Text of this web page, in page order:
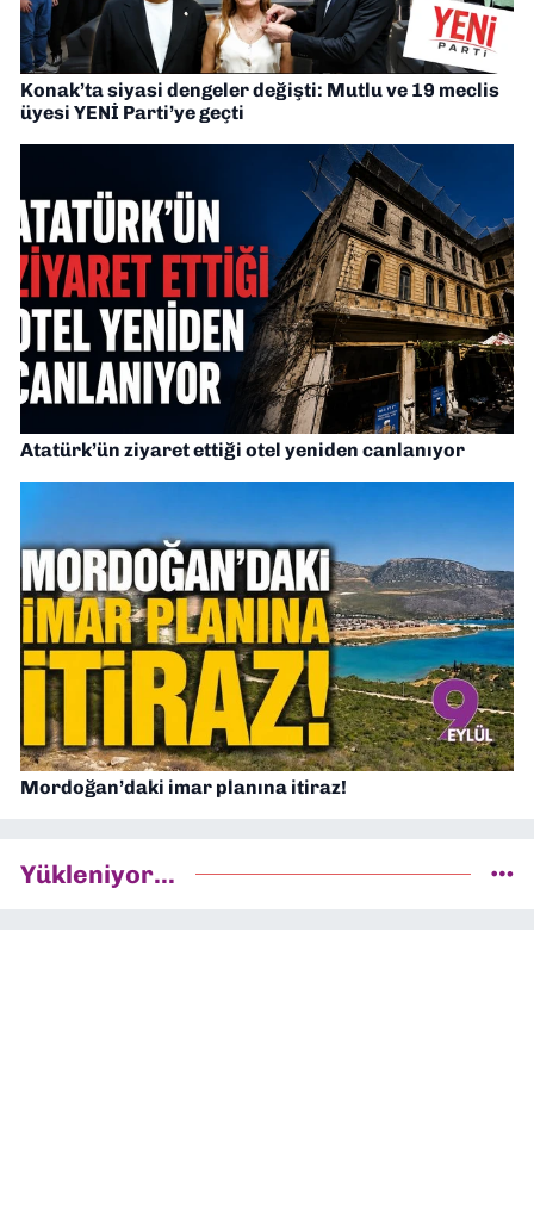
Konak’ta siyasi dengeler değişti: Mutlu ve 19 meclis
üyesi YENİ Parti’ye geçti
Atatürk’ün ziyaret ettiği otel yeniden canlanıyor
Mordoğan’daki imar planına itiraz!
Yükleniyor...